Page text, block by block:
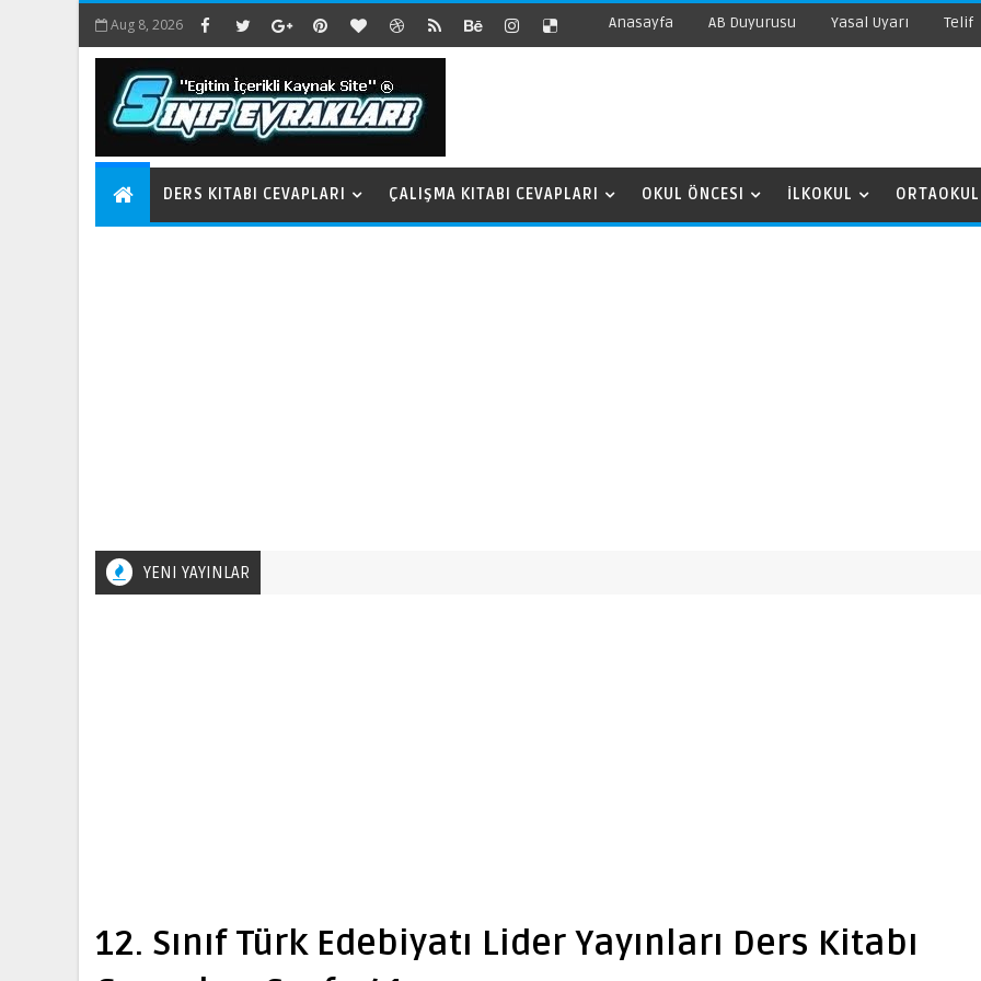
Aug 8, 2026 Anasayfa AB Duyurusu Yasal Uyarı Telif
DERS KITABI CEVAPLARI ÇALIŞMA KITABI CEVAPLARI OKUL ÖNCESI İLKOKUL ORTAOKUL
YENI YAYINLAR
12. Sınıf Türk Edebiyatı Lider Yayınları Ders Kitabı